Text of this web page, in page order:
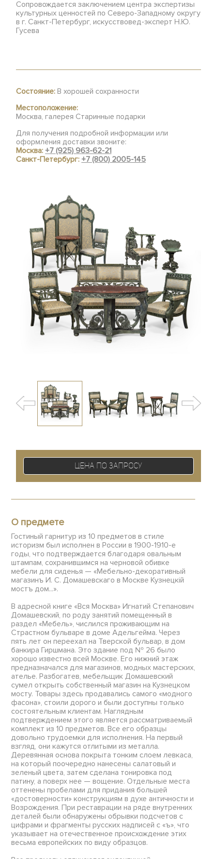
Сопровождается заключением центра экспертизы
культурных ценностей по Северо-Западному округу
в г. Санкт-Петербург, искусствовед-эксперт Н.Ю.
Гусева
Состояние: В хорошей сохранности
Местоположение:
Москва, галерея Старинные подарки
Для получения подробной информации или
оформления доставки звоните:
Москва:+7 (925) 963-62-21
Санкт-Петербург:+7 (800) 2005-145
Цена по запросу
О предмете
Гостиный гарнитур из 10 предметов в стиле
историзм был исполнен в России в 1900-1910-е
годы, что подтверждается благодаря овальным
штампам, сохранившимся на черновой обивке
мебели для сиденья — «Мебельно-декоративный
магазинъ И. С. Домашевскаго в Москве Кузнецкiй
мостъ дом...».
В адресной книге «Вся Москва» Игнатий Степанович
Домашевский, по роду занятий помещенный в
раздел «Мебель», числился проживающим на
Страстном бульваре в доме Адельгейма. Через
пять лет он переехал на Тверской бульвар, в дом
банкира Гиршмана. Это здание под № 26 было
хорошо известно всей Москве. Его нижний этаж
предназначался для магазинов, модных мастерских,
ателье. Разбогатев, мебельщик Домашевский
сумел открыть собственный магазин на Кузнецком
мосту. Товары здесь продавались самого «модного
фасона», стоили дорого и были доступны только
состоятельным клиентам. Наглядным
подтверждением этого является рассматриваемый
комплект из 10 предметов. Все его образцы
довольно трудоемки для исполнения. На первый
взгляд, они кажутся отлитыми из металла.
Деревянная основа покрыта тонким слоем левкаса,
на который поочередно нанесены салатовый и
зеленый цвета, затем сделана тонировка под
патину, а поверх нее — вощение. Отдельные места
оттенены пробелами для придания большей
«достоверности» конструкциям в духе античности и
Возрождения. При реставрации на ряде внутренних
деталей были обнаружены обрывки подсчетов с
цифрами и фрагменты русских надписей с «ъ», что
указывает на отечественное происхождение этих
весьма европейских по виду образцов.